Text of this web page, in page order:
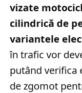
vizate
cilindrică de
variantele
în trafic vor
putând verifica
de zgomot